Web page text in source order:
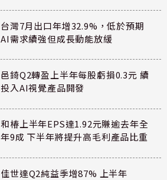
台灣7月出口年增32.9%，低於預期
AI需求續強但成長動能放緩
邑錡Q2轉盈上半年每股虧損0.3元 續
投入AI視覺產品開發
和椿上半年EPS達1.92元賺逾去年全
年9成 下半年將提升高毛利產品比重
佳世達Q2純益季增87% 上半年